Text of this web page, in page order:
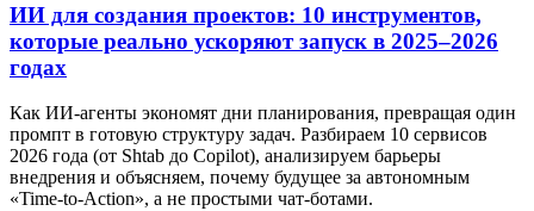
ИИ для создания проектов: 10 инструментов,
которые реально ускоряют запуск в 2025–2026
годах
Как ИИ-агенты экономят дни планирования, превращая один
промпт в готовую структуру задач. Разбираем 10 сервисов
2026 года (от Shtab до Copilot), анализируем барьеры
внедрения и объясняем, почему будущее за автономным
«Time-to-Action», а не простыми чат-ботами.